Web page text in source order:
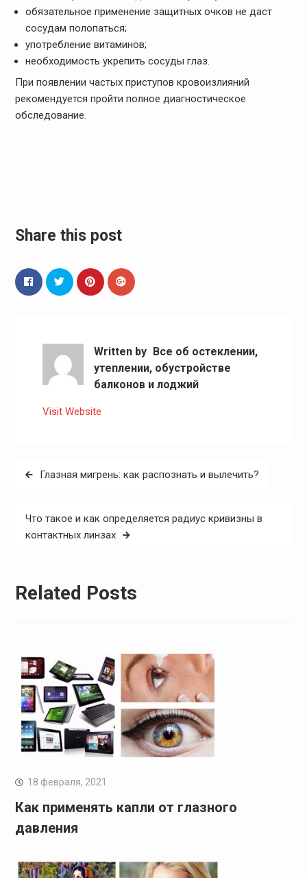
обязательное применение защитных очков не даст
сосудам полопаться;
употребление витаминов;
необходимость укрепить сосуды глаз.
При появлении частых приступов кровоизлияний
рекомендуется пройти полное диагностическое
обследование.
Share this post
Written by
Все об остеклении,
утеплении, обустройстве
балконов и лоджий
Visit Website
Навигация
Глазная мигрень: как распознать и вылечить?
Что такое и как определяется радиус кривизны в
контактных линзах
Related Posts
18 февраля, 2021
Как применять капли от глазного
давления